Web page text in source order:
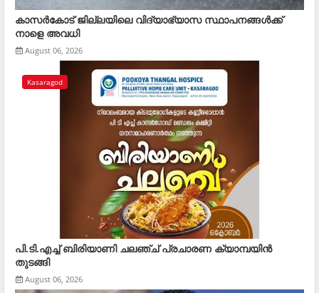
കാസര്‍കോട് ജില്ലയിലെ വിദ്യാഭ്യാസ സ്ഥാപനങ്ങള്‍ക്ക്
നാളെ അവധി
August 06, 2026
Kasaragod
പി.ടി.എച്ച് ബിരിയാണി ചലഞ്ച് പ്രചാരണ ക്യാമ്പയിൻ
തുടങ്ങി
August 06, 2026